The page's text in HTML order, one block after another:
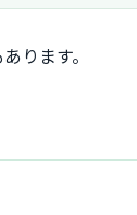
ります。